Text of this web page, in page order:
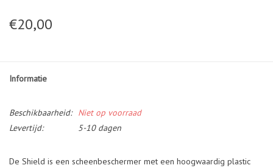
€20,00
Informatie
Beschikbaarheid:
Niet op voorraad
Levertijd:
5-10 dagen
De Shield is een scheenbeschermer met een hoogwaardig plastic